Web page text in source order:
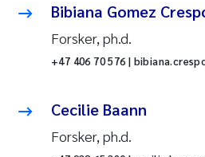
Bibiana Gomez
Forsker, ph.d.
+47 406 70 576 |
Cecilie Baann
Forsker, ph.d.